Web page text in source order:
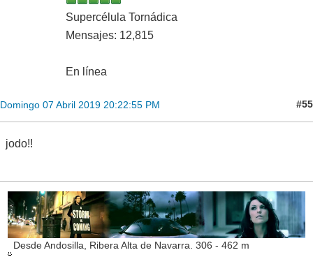
Supercélula Tornádica
Mensajes: 12,815
En línea
Domingo 07 Abril 2019 20:22:55 PM #55
jodo!!
Desde Andosilla, Ribera Alta de Navarra. 306 - 462 m